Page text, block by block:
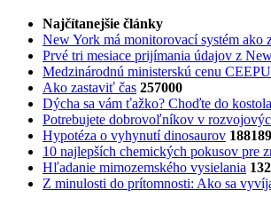
Najčítanejšie články
New York má monitorovací systém ako
Prvé tri mesiace prijímania údajov z
Medzinárodnú ministerskú cenu
Ako zastaviť čas 257000
Dýcha sa vám ťažko? Choďte do
Potrebujet​e dobrovoľníkov v
Hypotéza o vyhynutí dinosaurov 188189
10 najlepších chemických pokusov pre
Hľadanie mimozemského vysielania
Z minulosti do prítomnosti: Ako sa